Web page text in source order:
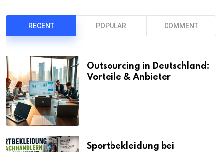
RECENT POPULAR COMMENT
Outsourcing in Deutschland:
Vorteile & Anbieter
Sportbekleidung bei